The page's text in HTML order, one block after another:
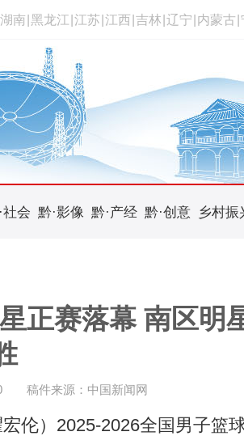
湖南 黑龙江 江苏 江西 吉林 辽宁 内蒙古
社会 黔·影像 黔·产经 黔·创意 乡村振
正赛落幕 南区明
稿件来源：中国新闻网
）2025-2026全国男子篮